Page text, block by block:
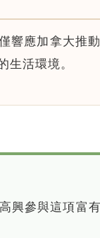
響應加拿大推
生活環境。
興參與這項富